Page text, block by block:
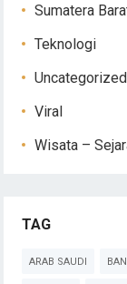
Sumatera
Teknologi
Uncategorized
Viral
Wisata –
TAG
ARAB SAUDI